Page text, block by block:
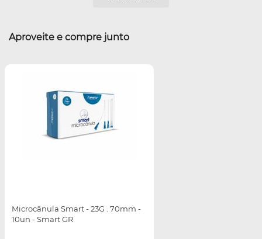
Aproveite e compre junto
Microcânula Smart - 23G . 70mm -
10un - Smart GR